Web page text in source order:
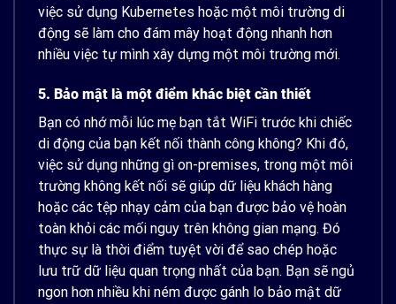
việc sử dụng Kubernetes hoặc một môi trường di
động sẽ làm cho đám mây hoạt động nhanh hơn
nhiều việc tự mình xây dựng một môi trường mới.
5. Bảo mật là một điểm khác biệt cần thiết
Bạn có nhớ mỗi lúc mẹ bạn tắt WiFi trước khi chiếc
di động của bạn kết nối thành công không? Khi đó,
việc sử dụng những gì on-premises, trong một môi
trường không kết nối sẽ giúp dữ liệu khách hàng
hoặc các tệp nhạy cảm của bạn được bảo vệ hoàn
toàn khỏi các mối nguy trên không gian mạng. Đó
thực sự là thời điểm tuyệt vời để sao chép hoặc
lưu trữ dữ liệu quan trọng nhất của bạn. Bạn sẽ ngủ
ngon hơn nhiều khi ném được gánh lo bảo mật dữ